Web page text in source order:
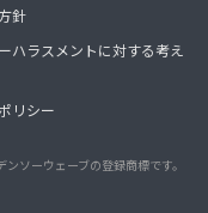
針
ハラスメントに対する考え
リシー
ンソーウェーブの登録商標です。